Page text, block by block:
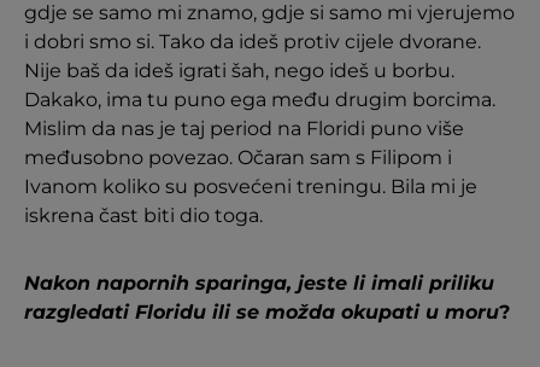
gdje se samo mi znamo, gdje si samo mi vjerujemo
i dobri smo si. Tako da ideš protiv cijele dvorane.
Nije baš da ideš igrati šah, nego ideš u borbu.
Dakako, ima tu puno ega među drugim borcima.
Mislim da nas je taj period na Floridi puno više
međusobno povezao. Očaran sam s Filipom i
Ivanom koliko su posvećeni treningu. Bila mi je
iskrena čast biti dio toga.
Nakon napornih sparinga, jeste li imali priliku
razgledati Floridu ili se možda okupati u moru?